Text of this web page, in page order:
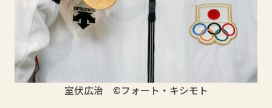
室伏広治 ©フォート・キシモト